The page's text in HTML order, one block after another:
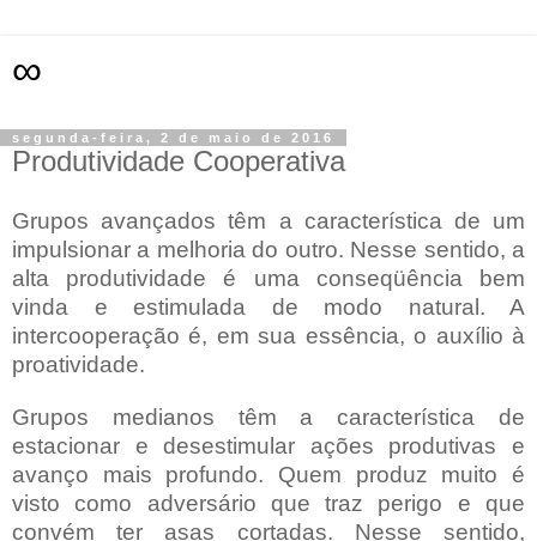
∞
segunda-feira, 2 de maio de 2016
Produtividade Cooperativa
Grupos avançados têm a característica de um
impulsionar a melhoria do outro. Nesse sentido, a
alta produtividade é uma conseqüência bem
vinda e estimulada de modo natural. A
intercooperação é, em sua essência, o auxílio à
proatividade.
Grupos medianos têm a característica de
estacionar e desestimular ações produtivas e
avanço mais profundo. Quem produz muito é
visto como adversário que traz perigo e que
convém ter asas cortadas. Nesse sentido,